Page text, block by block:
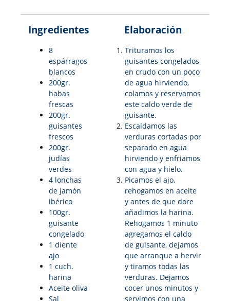
Ingredientes
8
espárragos
blancos
200gr.
habas
frescas
200gr.
guisantes
frescos
200gr.
judías
verdes
4 lonchas
de jamón
ibérico
100gr.
guisante
congelado
1 diente
ajo
1 cuch.
harina
Aceite oliva
Sal
Elaboración
Trituramos los
guisantes congelados
en crudo con un poco
de agua hirviendo,
colamos y reservamos
este caldo verde de
guisante.
Escaldamos las
verduras cortadas por
separado en agua
hirviendo y enfriamos
con agua y hielo.
Picamos el ajo,
rehogamos en aceite
y antes de que dore
añadimos la harina.
Rehogamos 1 minuto
agregamos el caldo
de guisante, dejamos
que arranque a hervir
y tiramos todas las
verduras. Dejamos
cocer unos minutos y
servimos con una